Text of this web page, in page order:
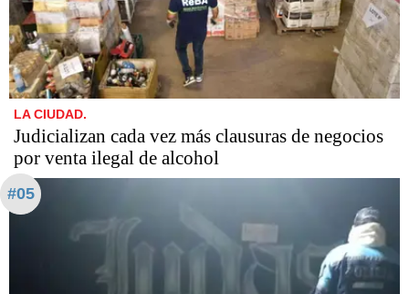
LA CIUDAD.
Judicializan cada vez más clausuras de negocios
por venta ilegal de alcohol
#05